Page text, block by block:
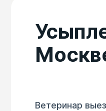
Ветеринар